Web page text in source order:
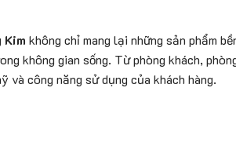
Kim không chỉ mang lại những sản phẩm
không gian sống. Từ phòng khách,
và công năng sử dụng của khách hàng.